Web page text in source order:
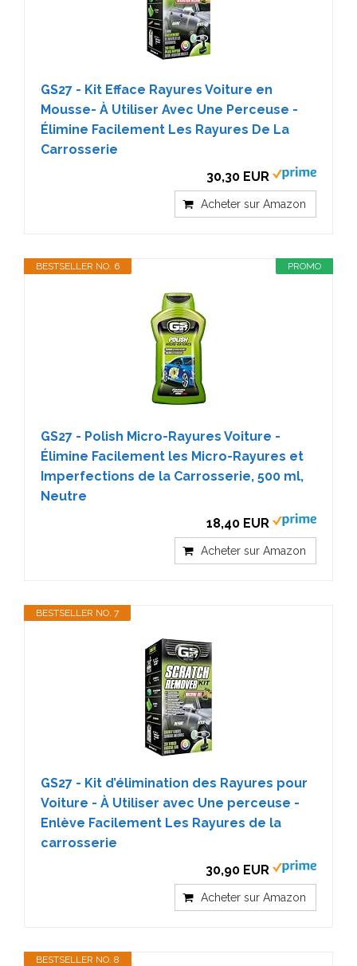
GS27 - Kit Efface Rayures Voiture en
Mousse- À Utiliser Avec Une Perceuse -
Élimine Facilement Les Rayures De La
Carrosserie
30,30 EUR
Acheter sur Amazon
PROMO
BESTSELLER NO. 6
GS27 - Polish Micro-Rayures Voiture -
Élimine Facilement les Micro-Rayures et
Imperfections de la Carrosserie, 500 ml,
Neutre
18,40 EUR
Acheter sur Amazon
BESTSELLER NO. 7
GS27 - Kit d’élimination des Rayures pour
Voiture - À Utiliser avec Une perceuse -
Enlève Facilement Les Rayures de la
carrosserie
30,90 EUR
Acheter sur Amazon
BESTSELLER NO. 8